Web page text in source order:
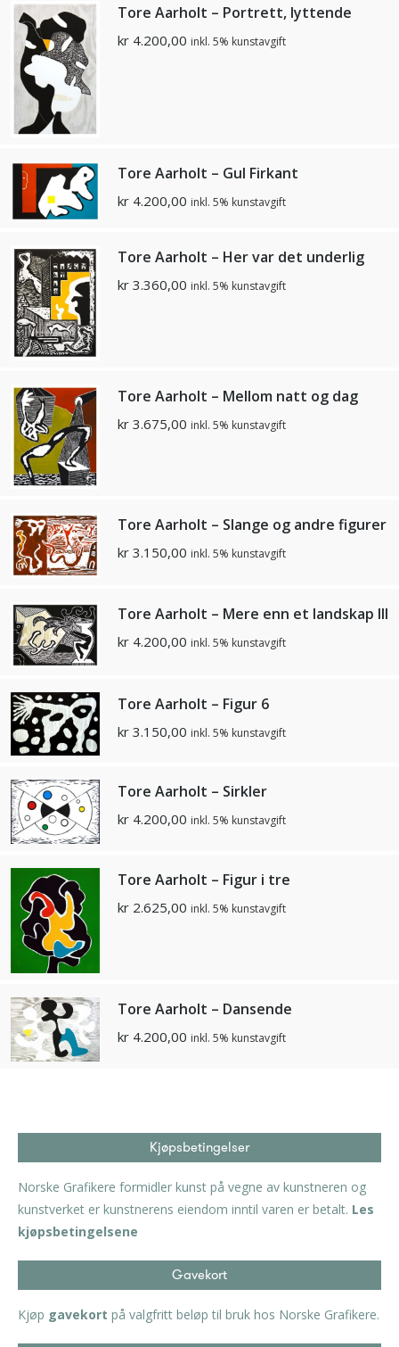
Tore Aarholt – Portrett, lyttende
kr 4.200,00 inkl. 5% kunstavgift
Tore Aarholt – Gul Firkant
kr 4.200,00 inkl. 5% kunstavgift
Tore Aarholt – Her var det underlig
kr 3.360,00 inkl. 5% kunstavgift
Tore Aarholt – Mellom natt og dag
kr 3.675,00 inkl. 5% kunstavgift
Tore Aarholt – Slange og andre figurer
kr 3.150,00 inkl. 5% kunstavgift
Tore Aarholt – Mere enn et landskap III
kr 4.200,00 inkl. 5% kunstavgift
Tore Aarholt – Figur 6
kr 3.150,00 inkl. 5% kunstavgift
Tore Aarholt – Sirkler
kr 4.200,00 inkl. 5% kunstavgift
Tore Aarholt – Figur i tre
kr 2.625,00 inkl. 5% kunstavgift
Tore Aarholt – Dansende
kr 4.200,00 inkl. 5% kunstavgift
Kjøpsbetingelser
Norske Grafikere formidler kunst på vegne av kunstneren og
kunstverket er kunstnerens eiendom inntil varen er betalt. Les
kjøpsbetingelsene
Gavekort
Kjøp gavekort på valgfritt beløp til bruk hos Norske Grafikere.